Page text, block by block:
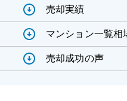
売却実績
マンション一覧相
売却成功の声